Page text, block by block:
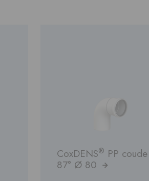
CoxDENS® PP coude
87° Ø 80